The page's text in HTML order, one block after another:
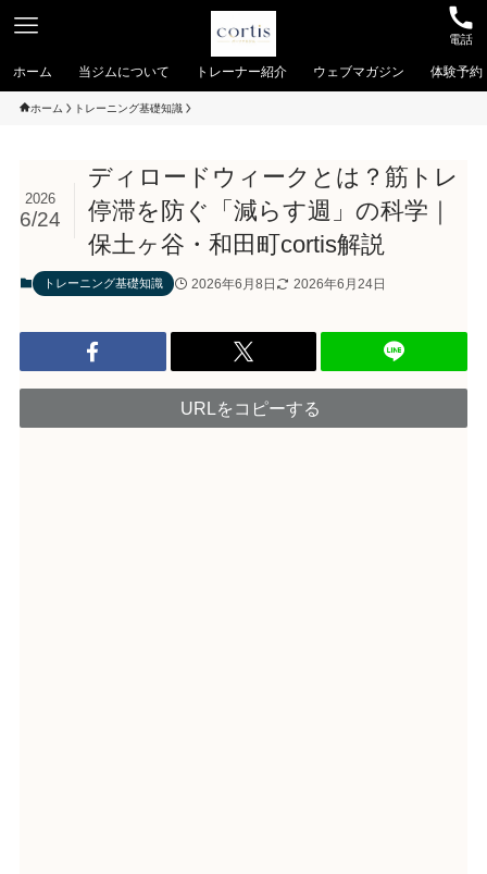
電話
ホーム 当ジムについて トレーナー紹介 ウェブマガジン 体験予約
ホーム トレーニング基礎知識
ディロードウィークとは？筋トレ
停滞を防ぐ「減らす週」の科学｜
保土ヶ谷・和田町cortis解説
2026
6/24
トレーニング基礎知識 2026年6月8日 2026年6月24日
URLをコピーする